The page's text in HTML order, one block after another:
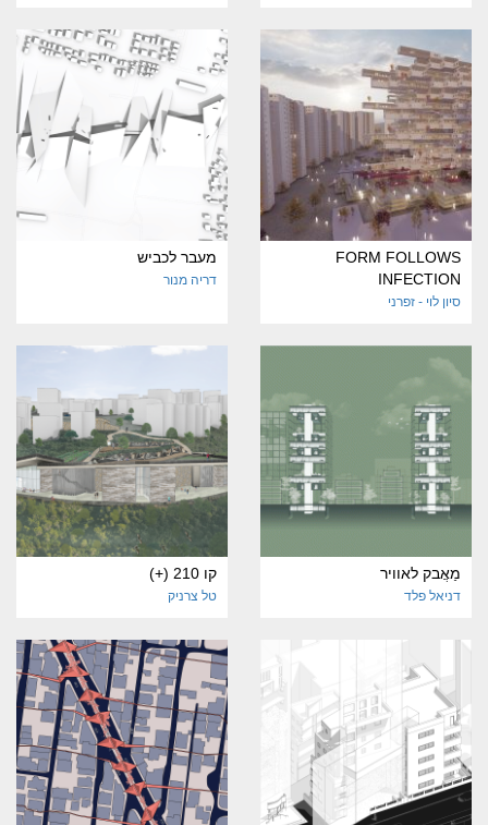
FORM FOLLOWS
INFECTION
סיון לוי - זפרני
מעבר לכביש
דריה מנור
מַאֲבק לאוויר
דניאל פלד
קו 210 (+)
טל צרניק